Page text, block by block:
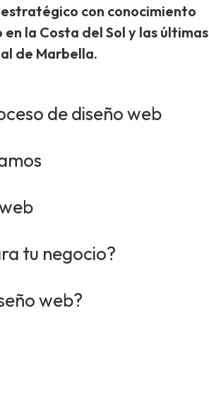
con conocimiento
la Costa del Sol y las últimas
de Marbella.
de diseño web
tu negocio?
web?